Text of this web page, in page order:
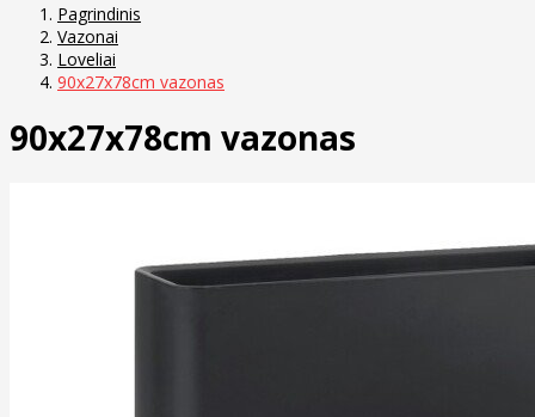
Pagrindinis
Vazonai
Loveliai
90x27x78cm vazonas
90x27x78cm vazonas